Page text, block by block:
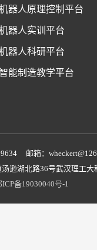
器人原理控制平台
器人实训平台
器人科研平台
能制造教学平台
邮箱：
逊湖北路36号武汉理工
ICP备19030040号-1